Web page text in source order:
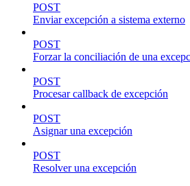
POST
Enviar excepción a sistema externo
POST
Forzar la conciliación de una
POST
Procesar callback de excepción
POST
Asignar una excepción
POST
Resolver una excepción